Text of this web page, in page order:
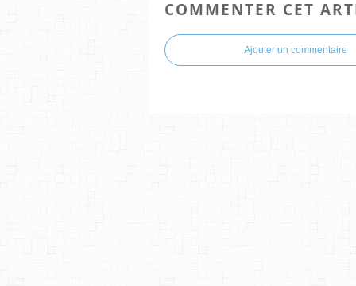
COMMENTER CET
Ajouter un commentaire